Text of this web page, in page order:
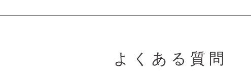
よくある質問